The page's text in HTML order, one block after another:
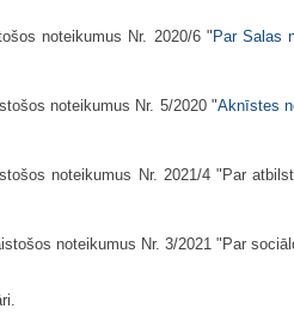
noteikumus Nr. 2020/6 "Par Salas
noteikumus Nr. 5/2020 "Aknīstes
noteikumus Nr. 2021/4 "Par
noteikumus Nr. 3/2021 "Par